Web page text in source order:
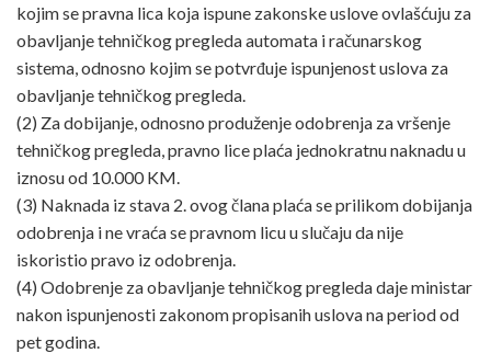
kojim se pravna lica koja ispune zakonske uslove ovlašćuju za
obavljanje tehničkog pregleda automata i računarskog
sistema, odnosno kojim se potvrđuje ispunjenost uslova za
obavljanje tehničkog pregleda.
(2) Za dobijanje, odnosno produženje odobrenja za vršenje
tehničkog pregleda, pravno lice plaća jednokratnu naknadu u
iznosu od 10.000 KM.
(3) Naknada iz stava 2. ovog člana plaća se prilikom dobijanja
odobrenja i ne vraća se pravnom licu u slučaju da nije
iskoristio pravo iz odobrenja.
(4) Odobrenje za obavljanje tehničkog pregleda daje ministar
nakon ispunjenosti zakonom propisanih uslova na period od
pet godina.